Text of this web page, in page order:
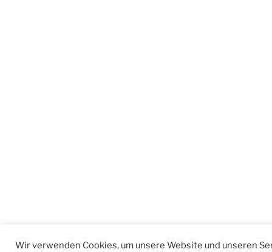
Wir verwenden Cookies, um unsere Website und unseren